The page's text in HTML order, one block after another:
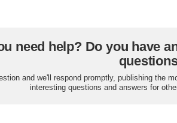
need help? Do you have
and we'll respond promptly, publishing the
interesting questions and answers for